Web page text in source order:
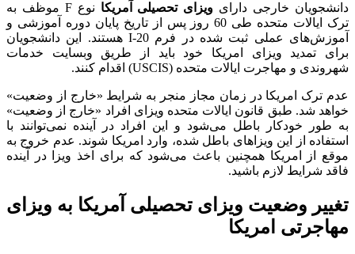
دانشجویان خارجی دارای ویزای تحصیلی آمریکا
نوع F موظف به
ترک ایالات متحده طی 60 روز پس از تاریخ پایان دوره آموزشی و
آموزش‌های عملی ثبت شده در فرم I-20 هستند. این دانشجویان
برای تمدید ویزای امریکا خود باید از طریق وبسایت خدمات
شهروندی و مهاجرت ایالات متحده (USCIS) اقدام کنند.
عدم ترک امریکا در زمان مجاز منجر به شرایط «خارج از وضعیت»
خواهد شد. طبق قانون ایالات متحده ویزای افراد «خارج از وضعیت»
به طور خودکار باطل می‌شود و این افراد در آینده نمی‌توانند با
استفاده از این ویزاهای باطل شده، وارد امریکا شوند. عدم خروج به
موقع از امریکا همچنین باعث می‌شود که برای اخذ ویزا در آینده
فاقد شرایط لازم باشید.
تغییر وضعیت ویزای تحصیلی آمریکا به ویزای
مهاجرتی امریکا